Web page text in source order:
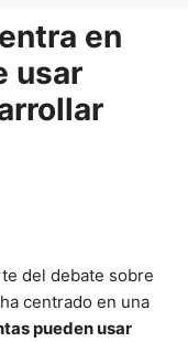
en
usar
del debate sobre
centrado en una
pueden usar